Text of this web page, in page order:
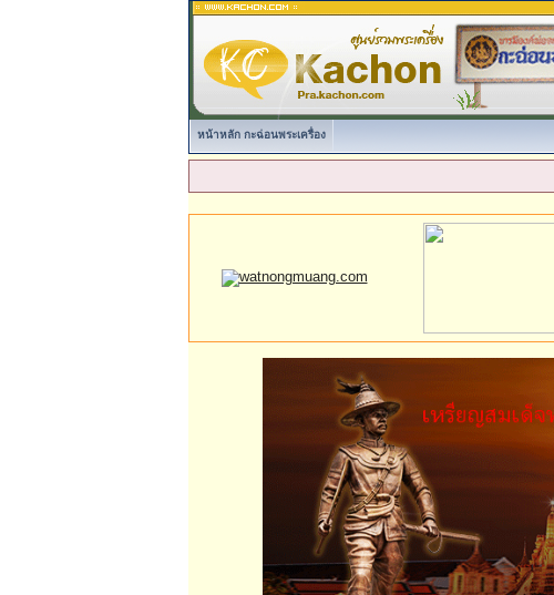
หน้าหลัก กะฉ่อนพระเครื่อง